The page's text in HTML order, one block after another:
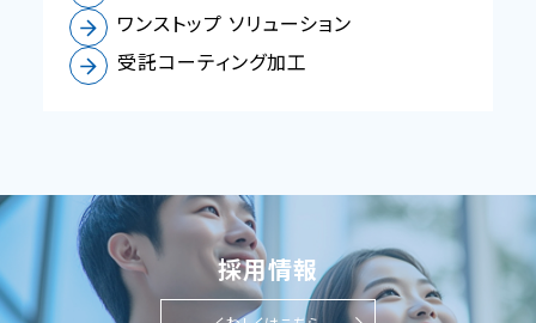
ワンストップ ソリューション
受託コーティング加工
採用情報